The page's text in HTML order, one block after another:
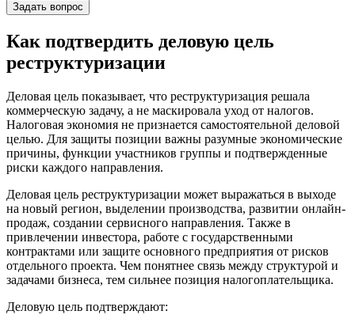
Задать вопрос
Как подтвердить деловую цель
реструктуризации
Деловая цель показывает, что реструктуризация решала
коммерческую задачу, а не маскировала уход от налогов.
Налоговая экономия не признается самостоятельной деловой
целью. Для защиты позиции важны разумные экономические
причины, функции участников группы и подтвержденные
риски каждого направления.
Деловая цель реструктуризации может выражаться в выходе
на новый регион, выделении производства, развитии онлайн-
продаж, создании сервисного направления. Также в
привлечении инвестора, работе с государственными
контрактами или защите основного предприятия от рисков
отдельного проекта. Чем понятнее связь между структурой и
задачами бизнеса, тем сильнее позиция налогоплательщика.
Деловую цель подтверждают: